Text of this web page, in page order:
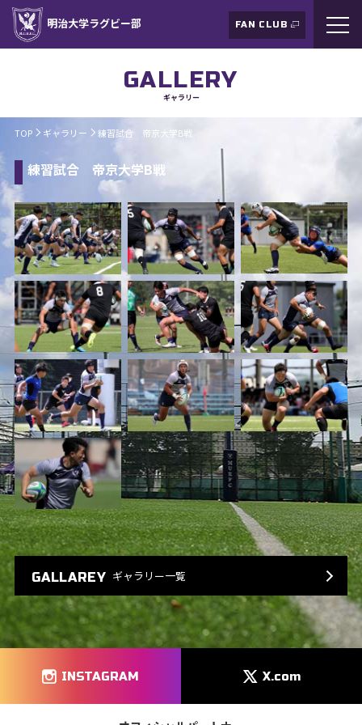
明治大学ラグビー部 FAN CLUB
GALLERY
ギャラリー
TOP ギャラリー 練習試合 帝京大学B戦
練習試合 帝京大学B戦
GALLAREY ギャラリー一覧
INSTAGRAM X.com